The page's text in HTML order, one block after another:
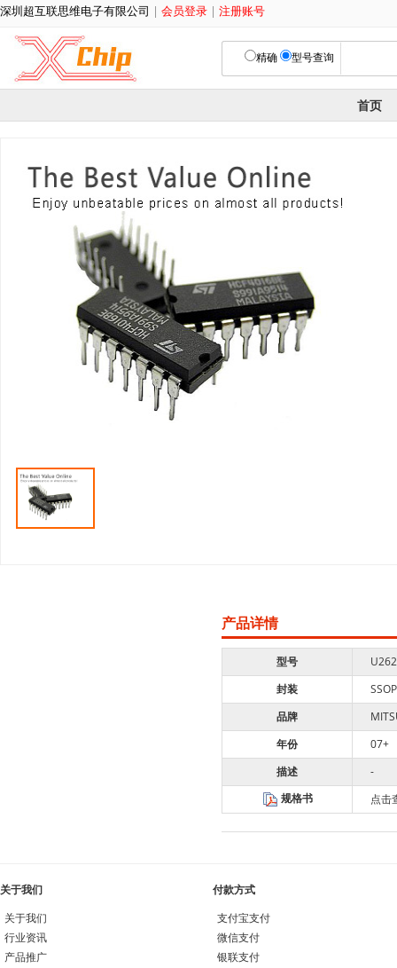
深圳超互联思维电子有限公司 | 会员登录 | 注册账号
精确 型号查询
首页
产品详情
型号
封装
SSOP
品牌
年份
07+
描述
-
规格书
点击
关于我们
关于我们
行业资讯
产品推广
付款方式
支付宝支付
微信支付
银联支付